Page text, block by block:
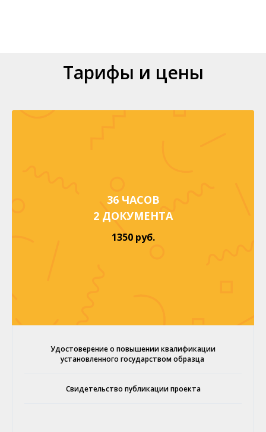
Тарифы и цены
36 ЧАСОВ
2 ДОКУМЕНТА
1350 руб.
Удостоверение о повышении квалификации
установленного государством образца
Свидетельство публикации проекта